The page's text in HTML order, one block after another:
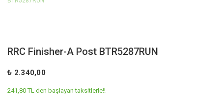
RRC Finisher-A Post BTR5287RUN
₺ 2.340,00
241,80 TL den başlayan taksitlerle!!